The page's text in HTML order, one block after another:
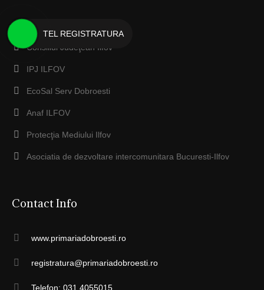
Prefectura Ilfov
Consiliul Judeţean Ilfov
IPJ ILFOV
EcoSal Serv Dobroesti
Anaf ILFOV
Protecţia Mediului Ilfov
Asociatia de dezvoltare intercomunitara Bucuresti-Ilfov
Contact Info
www.primariadobroesti.ro
registratura@primariadobroesti.ro
Telefon: 031 4055015
TEL REGISTRATURA